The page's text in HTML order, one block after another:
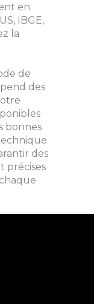
en
IBGE,
la
de
des
bonnes
des
précises